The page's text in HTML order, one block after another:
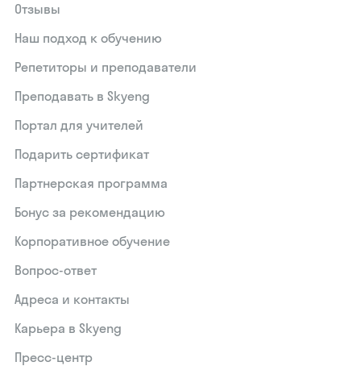
Отзывы
Наш подход к обучению
Репетиторы и преподаватели
Преподавать в Skyeng
Портал для учителей
Подарить сертификат
Партнерская программа
Бонус за рекомендацию
Корпоративное обучение
Вопрос-ответ
Адреса и контакты
Карьера в Skyeng
Пресс-центр